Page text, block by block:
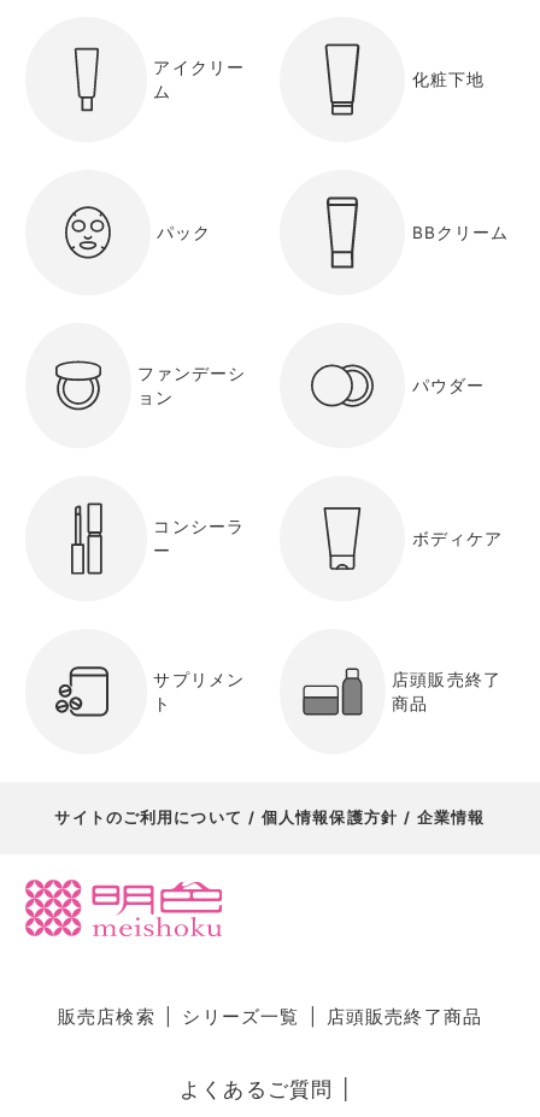
アイクリー
ム
化粧下地
パック BBクリーム
ファンデーシ
ョン
パウダー
コンシーラ
ー
ボディケア
サプリメン
ト
店頭販売終了
商品
サイトのご利用について 個人情報保護方針 企業情報
販売店検索 シリーズ一覧 店頭販売終了商品
よくあるご質問